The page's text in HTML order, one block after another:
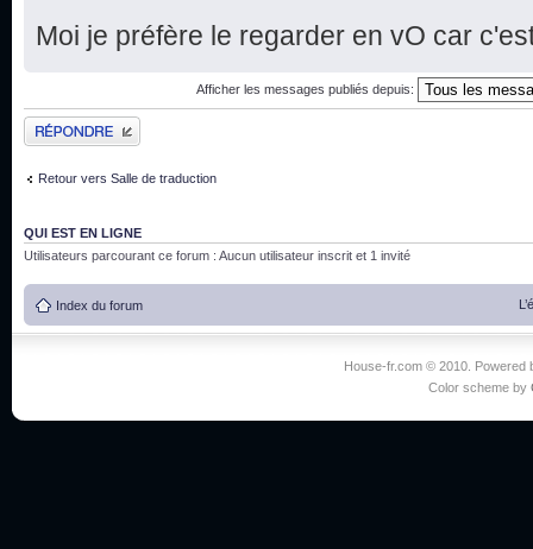
Moi je préfère le regarder en vO car
Afficher les messages publiés depuis:
Publier une réponse
Retour vers Salle de traduction
QUI EST EN LIGNE
Utilisateurs parcourant ce forum : Aucun utilisateur inscrit et 1 invité
Index du forum
House-fr.com © 2010. Powered
Color scheme by